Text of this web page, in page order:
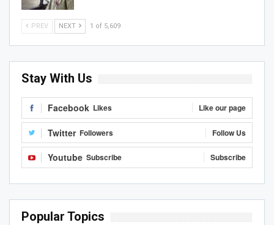
PREV NEXT 1 of 5,609
Stay With Us
Facebook Likes Like our page
Twitter Followers Follow Us
Youtube Subscribe Subscribe
Popular Topics